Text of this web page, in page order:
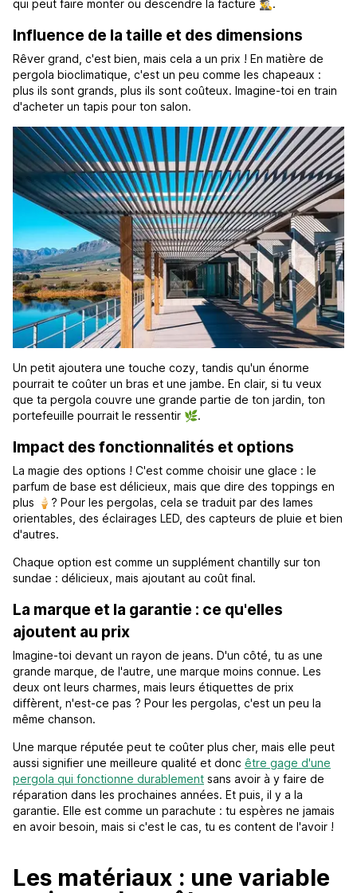
qui peut faire monter ou descendre la facture 🕵️‍♂️.
Influence de la taille et des dimensions
Rêver grand, c'est bien, mais cela a un prix ! En matière de
pergola bioclimatique, c'est un peu comme les chapeaux :
plus ils sont grands, plus ils sont coûteux. Imagine-toi en train
d'acheter un tapis pour ton salon.
Un petit ajoutera une touche cozy, tandis qu'un énorme
pourrait te coûter un bras et une jambe. En clair, si tu veux
que ta pergola couvre une grande partie de ton jardin, ton
portefeuille pourrait le ressentir 🌿.
Impact des fonctionnalités et options
La magie des options ! C'est comme choisir une glace : le
parfum de base est délicieux, mais que dire des toppings en
plus 🍦? Pour les pergolas, cela se traduit par des lames
orientables, des éclairages LED, des capteurs de pluie et bien
d'autres.
Chaque option est comme un supplément chantilly sur ton
sundae : délicieux, mais ajoutant au coût final.
La marque et la garantie : ce qu'elles
ajoutent au prix
Imagine-toi devant un rayon de jeans. D'un côté, tu as une
grande marque, de l'autre, une marque moins connue. Les
deux ont leurs charmes, mais leurs étiquettes de prix
diffèrent, n'est-ce pas ? Pour les pergolas, c'est un peu la
même chanson.
Une marque réputée peut te coûter plus cher, mais elle peut
aussi signifier une meilleure qualité et donc être gage d'une
pergola qui fonctionne durablement sans avoir à y faire de
réparation dans les prochaines années. Et puis, il y a la
garantie. Elle est comme un parachute : tu espères ne jamais
en avoir besoin, mais si c'est le cas, tu es content de l'avoir !
Les matériaux : une variable